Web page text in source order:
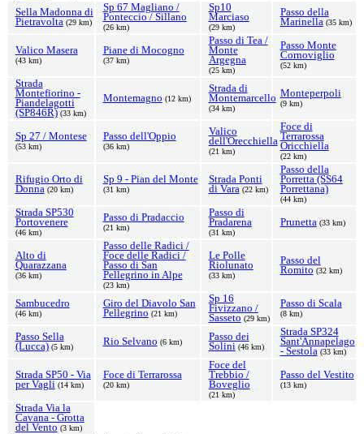
Sella Madonna di
Pietravolta (29 km)
Sp 67 Magliano /
Ponteccio / Sillano
(26 km)
Sp10
Marciaso
(29 km)
Passo della
Marinella (35 km)
Valico Masera
(43 km)
Piane di Mocogno
(37 km)
Passo di Tea /
Monte
Argegna
(25 km)
Passo Monte
Cornoviglio
(52 km)
Strada
Montefiorino -
Piandelagotti
(SP846R) (33 km)
Montemagno (12 km)
Strada di
Montemarcello
(34 km)
Monteperpoli
(9 km)
Sp 27 / Montese
(53 km)
Passo dell'Oppio
(36 km)
Valico
dell'Orecchiella
(21 km)
Foce di
Terrarossa
Oricchiella
(22 km)
Rifugio Orto di
Donna (20 km)
Sp 9 - Pian del Monte
(31 km)
Strada Ponti
di Vara (22 km)
Passo della
Porretta (SS64
Porrettana)
(44 km)
Strada SP530
Portovenere
(46 km)
Passo di Pradaccio
(21 km)
Passo di
Pradarena
(31 km)
Prunetta (33 km)
Alto di
Quarazzana
(36 km)
Passo delle Radici /
Foce delle Radici /
Passo di San
Pellegrino in Alpe
(23 km)
Le Polle
Riolunato
(33 km)
Passo del
Romito (32 km)
Sambucedro
(46 km)
Giro del Diavolo San
Pellegrino (21 km)
Sp 16
Fivizzano /
Sasseto (29 km)
Passo di Scala
(8 km)
Passo Sella
(Lucca) (5 km) Rio Selvano (6 km)
Passo dei
Solini (46 km)
Strada SP324
Sant'Annapelago
- Sestola (33 km)
Strada SP50 - Via
per Vagli (14 km)
Foce di Terrarossa
(20 km)
Foce del
Trebbio /
Boveglio
(21 km)
Passo del Vestito
(13 km)
Strada Via la
Cavana - Grotta
del Vento (3 km)